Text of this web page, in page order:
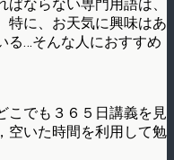
ならない専門用語は、
特に、お天気に興味はあ
る…そんな人におすすめ
こでも３６５日講義を見
空いた時間を利用して勉